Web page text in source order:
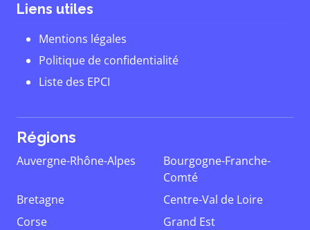
Liens utiles
Mentions légales
Politique de confidentialité
Liste des EPCI
Régions
Auvergne-Rhône-Alpes
Bourgogne-Franche-
Comté
Bretagne
Centre-Val de Loire
Corse
Grand Est